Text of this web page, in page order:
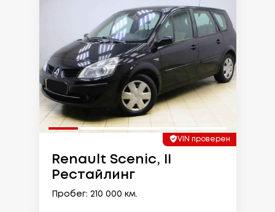
VIN проверен
Renault Scenic, II
Рестайлинг
Пробег: 210 000 км.